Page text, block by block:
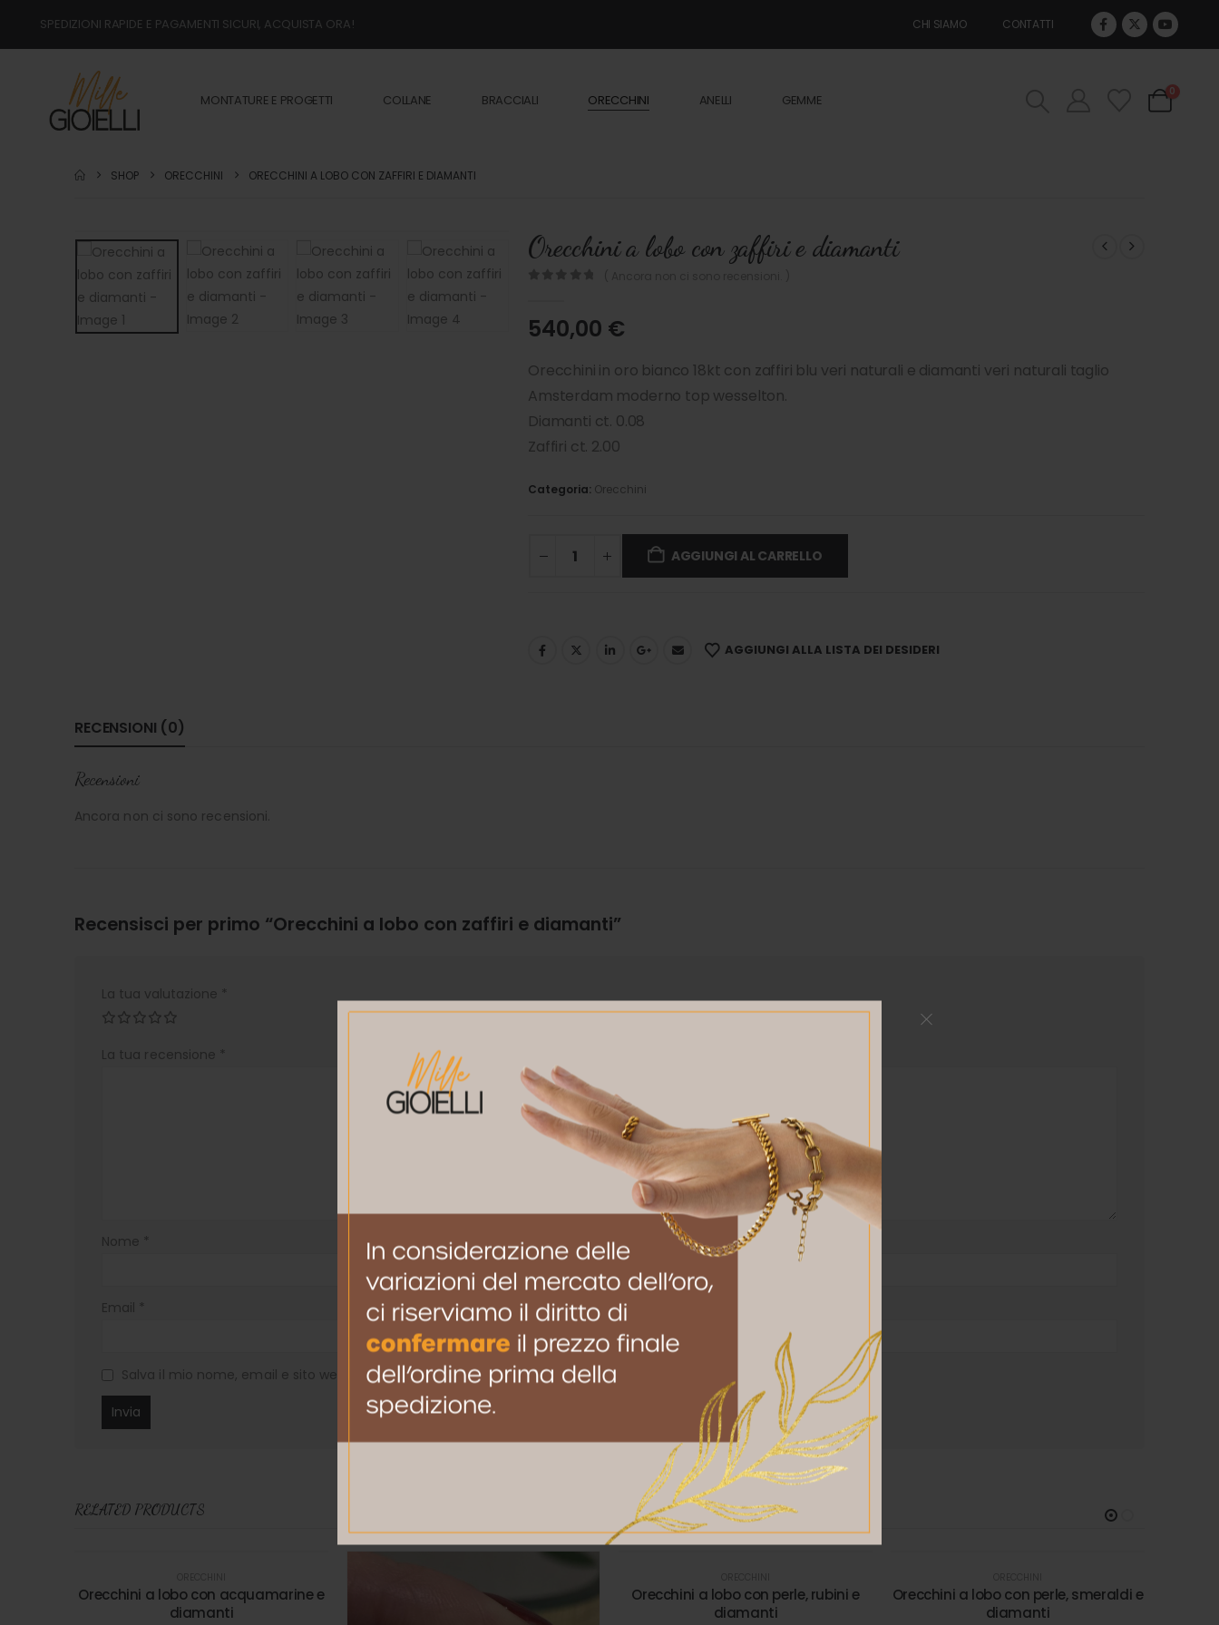
SPEDIZIONI RAPIDE E PAGAMENTI SICURI, ACQUISTA ORA! CHI SIAMO CONTATTI
MONTATURE E PROGETTI COLLANE BRACCIALI ORECCHINI ANELLI GEMME
0
SHOP ORECCHINI ORECCHINI A LOBO CON ZAFFIRI E DIAMANTI
Orecchini a lobo con zaffiri e diamanti
540,00 €
Orecchini in oro bianco 18kt con zaffiri blu veri naturali e diamanti veri naturali taglio
Amsterdam moderno top wesselton.
Diamanti ct. 0.08
Zaffiri ct. 2.00
Categoria: Orecchini
AGGIUNGI AL CARRELLO
AGGIUNGI ALLA LISTA DEI DESIDERI
RECENSIONI (0)
Recensioni
Ancora non ci sono recensioni.
Recensisci per primo “Orecchini a lobo con zaffiri e diamanti”
La tua valutazione *
La tua recensione *
Nome *
Email *
Salva il mio nome, email e sito web in questo browser per la prossima volta che commento.
RELATED PRODUCTS
Orecchini a lobo con acquamarine e
diamanti
Orecchini a lobo con perle, rubini e
diamanti
Orecchini a lobo con perle, smeraldi e
diamanti